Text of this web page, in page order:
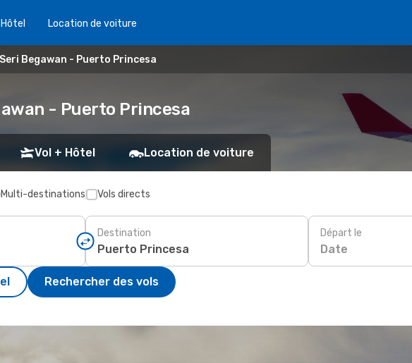
Location de voiture
Begawan - Puerto Princesa
- Puerto Princesa
Vol + Hôtel Location de voiture
Multi-destinations Vols directs
Destination Départ le
Date
Rechercher des vols